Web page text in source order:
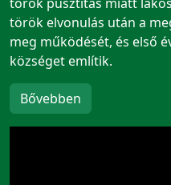
török elvonulás után a
meg működését, és első
községet említik.
Bővebben